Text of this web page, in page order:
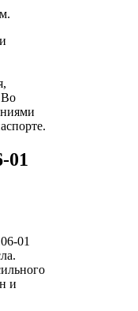
Во
01
01
и